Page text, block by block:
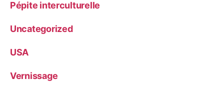
Pépite interculturelle
Uncategorized
USA
Vernissage